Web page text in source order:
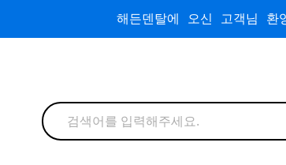
해든덴탈에 오신 고객님 환